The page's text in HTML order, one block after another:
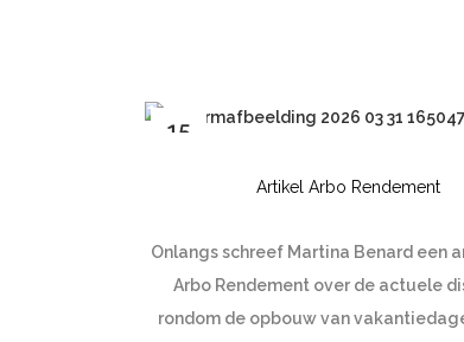
15
Artikel Arbo Rendement
Onlangs schreef Martina Benard een
Arbo Rendement over de actuele
rondom de opbouw van